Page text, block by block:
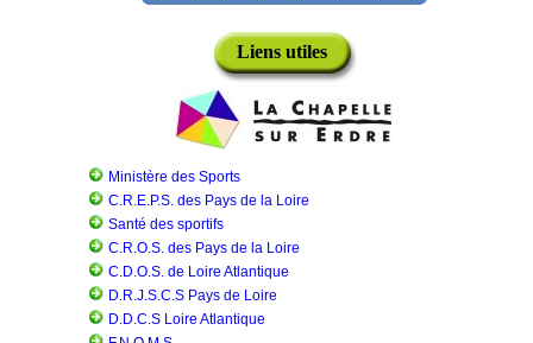
Liens utiles
Ministère des Sports
C.R.E.P.S. des Pays de la Loire
Santé des sportifs
C.R.O.S. des Pays de la Loire
C.D.O.S. de Loire Atlantique
D.R.J.S.C.S Pays de Loire
D.D.C.S Loire Atlantique